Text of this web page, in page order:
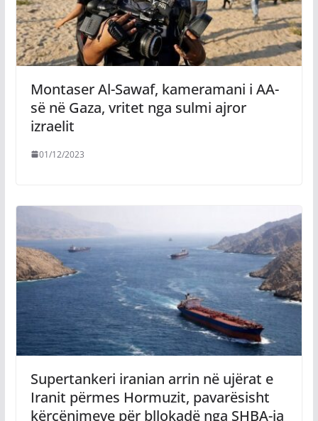
Montaser Al-Sawaf, kameramani i AA-
së në Gaza, vritet nga sulmi ajror
izraelit
01/12/2023
Supertankeri iranian arrin në ujërat e
Iranit përmes Hormuzit, pavarësisht
kërcënimeve për bllokadë nga SHBA-ja